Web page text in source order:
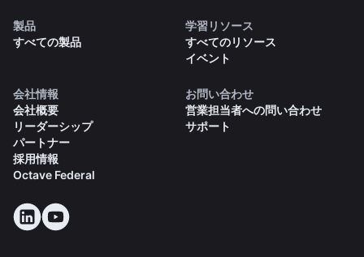
製品
すべての製品
学習リソース
すべてのリソース
イベント
会社情報
会社概要
リーダーシップ
パートナー
採用情報
Octave Federal
お問い合わせ
営業担当者への問い合わせ
サポート